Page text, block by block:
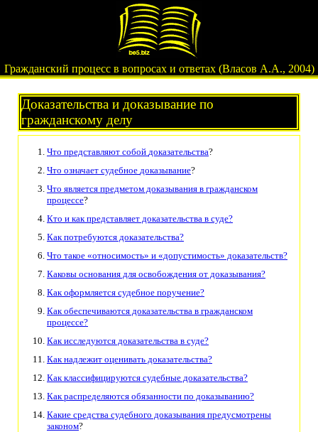
Гражданский процесс в вопросах и ответах (Власов А.А., 2004)
Доказательства и доказывание по
гражданскому делу
Что представляют собой доказательства?
Что означает судебное доказывание?
Что является предметом доказывания в гражданском
процессе?
Кто и как представляет доказательства в суде?
Как потребуются доказательства?
Что такое «относимость» и «допустимость» доказательств?
Каковы основания для освобождения от доказывания?
Как оформляется судебное поручение?
Как обеспечиваются доказательства в гражданском
процессе?
Как исследуются доказательства в суде?
Как надлежит оценивать доказательства?
Как классифицируются судебные доказательства?
Как распределяются обязанности по доказыванию?
Какие средства судебного доказывания предусмотрены
законом?